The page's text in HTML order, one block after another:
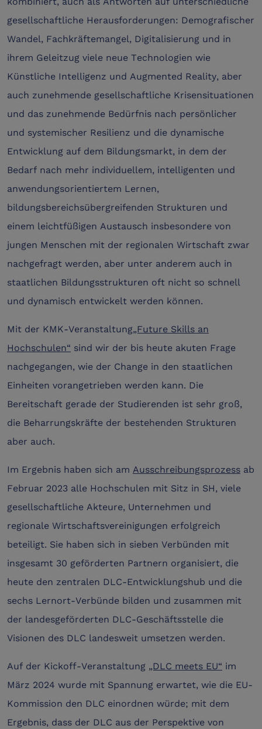
gesellschaftliche Herausforderungen: Demografischer
Wandel, Fachkräftemangel, Digitalisierung und in
ihrem Geleitzug viele neue Technologien wie
Künstliche Intelligenz und Augmented Reality, aber
auch zunehmende gesellschaftliche Krisensituationen
und das zunehmende Bedürfnis nach persönlicher
und systemischer Resilienz und die dynamische
Entwicklung auf dem Bildungsmarkt, in dem der
Bedarf nach mehr individuellem, intelligenten und
anwendungsorientiertem Lernen,
bildungsbereichsübergreifenden Strukturen und
einem leichtfüßigen Austausch insbesondere von
jungen Menschen mit der regionalen Wirtschaft zwar
nachgefragt werden, aber unter anderem auch in
staatlichen Bildungsstrukturen oft nicht so schnell
und dynamisch entwickelt werden können.
Mit der KMK-Veranstaltung„Future Skills an
Hochschulen“ sind wir der bis heute akuten Frage
nachgegangen, wie der Change in den staatlichen
Einheiten vorangetrieben werden kann. Die
Bereitschaft gerade der Studierenden ist sehr groß,
die Beharrungskräfte der bestehenden Strukturen
aber auch.
Im Ergebnis haben sich am Ausschreibungsprozess ab
Februar 2023 alle Hochschulen mit Sitz in SH, viele
gesellschaftliche Akteure, Unternehmen und
regionale Wirtschaftsvereinigungen erfolgreich
beteiligt. Sie haben sich in sieben Verbünden mit
insgesamt 30 geförderten Partnern organisiert, die
heute den zentralen DLC-Entwicklungshub und die
sechs Lernort-Verbünde bilden und zusammen mit
der landesgeförderten DLC-Geschäftsstelle die
Visionen des DLC landesweit umsetzen werden.
Auf der Kickoff-Veranstaltung „DLC meets EU“ im
März 2024 wurde mit Spannung erwartet, wie die EU-
Kommission den DLC einordnen würde; mit dem
Ergebnis, dass der DLC aus der Perspektive von